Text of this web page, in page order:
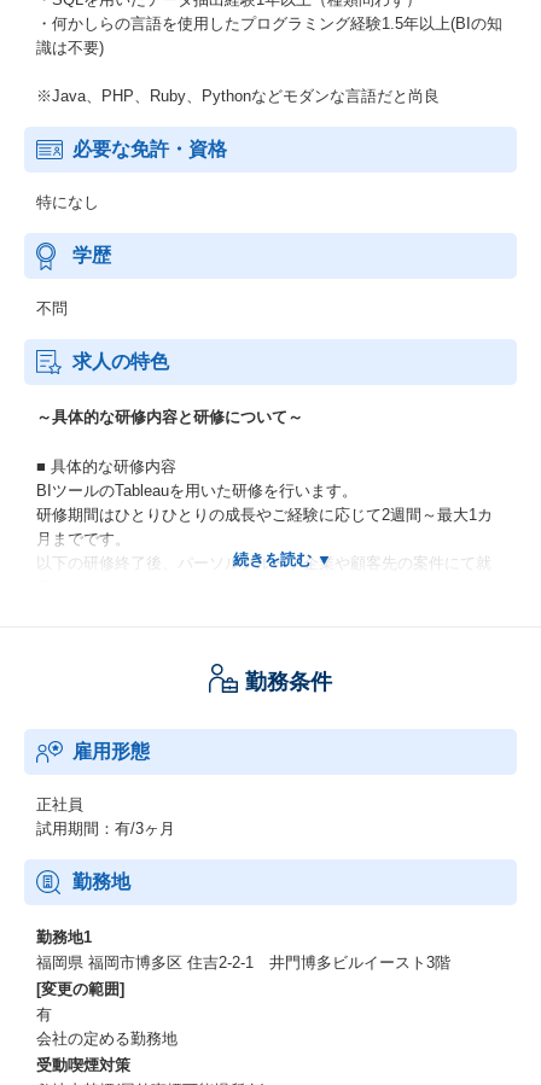
・何かしらの言語を使用したプログラミング経験1.5年以上(BIの知
識は不要)
※Java、PHP、Ruby、Pythonなどモダンな言語だと尚良
必要な免許・資格
特になし
学歴
不問
求人の特色
～具体的な研修内容と研修について～
■ 具体的な研修内容
BIツールのTableauを用いた研修を行います。
研修期間はひとりひとりの成長やご経験に応じて2週間～最大1カ
月までです。
以下の研修終了後、パーソルグループ企業や顧客先の案件にて就
計オプション、各種処理、データ抽出/カスタムSQLなど
・中級：計算式、グラフ応用、ビジュアライズなど
・上級：パラメーター、各種セット、ダッシュボード機能、アク
ションなど
・実践課題：現役のBIエンジニアが顧客役での要件定義のロール
ュボードを作成するフローを学ぶ。
他にも個人学習として統計検定研修・マーケティング研修・DB研
修・SQL研修があります。
■データサイエンス研修
・Python分析研修
・統計研修
・機械学習研修
勤務条件
雇用形態
正社員
試用期間：有/3ヶ月
勤務地
勤務地1
福岡県 福岡市博多区 住吉2-2-1 井門博多ビルイースト3階
[変更の範囲]
有
会社の定める勤務地
受動喫煙対策